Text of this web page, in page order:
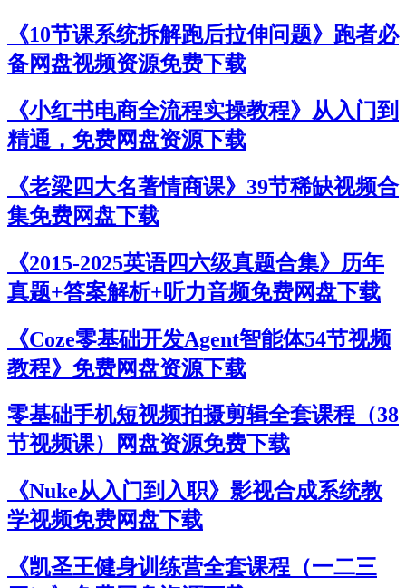
《10节课系统拆解跑后拉伸问题》跑者必
备网盘视频资源免费下载
《小红书电商全流程实操教程》从入门到
精通，免费网盘资源下载
《老梁四大名著情商课》39节稀缺视频合
集免费网盘下载
《2015-2025英语四六级真题合集》历年
真题+答案解析+听力音频免费网盘下载
《Coze零基础开发Agent智能体54节视频
教程》免费网盘资源下载
零基础手机短视频拍摄剪辑全套课程（38
节视频课）网盘资源免费下载
《Nuke从入门到入职》影视合成系统教
学视频免费网盘下载
《凯圣王健身训练营全套课程（一二三